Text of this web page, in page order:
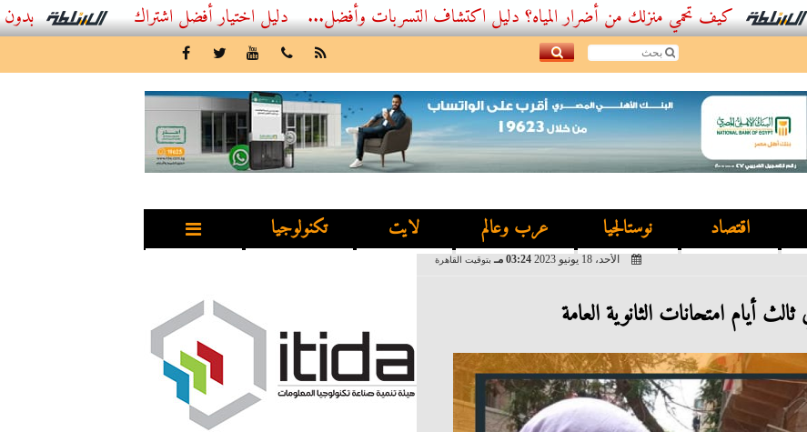
أفضل اشتراك IPTV بدون تقطيع 2026 – دليل المشاهد العصري كيف تحمي منزلك من أضرار المياه؟ دليل اكتشاف التسربات وأفضل...
اقتصاد نوستالجيا عرب وعالم لايت تكنولوجيا
الأحد، 18 يونيو 2023 03:24 مـ بتوقيت القاهرة